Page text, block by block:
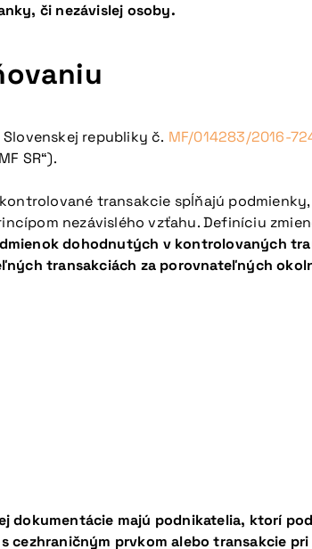
či nezávislej osoby.
republiky č. MF/014283/2016-
SR“).
transakcie spĺňajú
nezávislého vzťahu. Definíciu
dohodnutých v kontrolovaných
transakciách za porovnateľných
majú podnikatelia, ktorí
prvkom alebo transakcie